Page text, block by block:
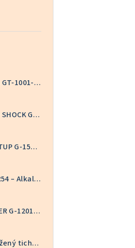
Hodinky s 3D krokoměrem GT-1001-BSkladem v ČR
Pánské sportovní hodinky SHOCK GT-1050B
Mapový kompas buzola GTUP G-1551
Vinnic G10 LR1130 AG10 LR54 – Alkalická knoflíková baterie 1.5V
GTUP Kompas na zip ZIPPER G-12011Skladem v ČR
Hodinový strojek prodloužený tichý 16/22 mm 6168S